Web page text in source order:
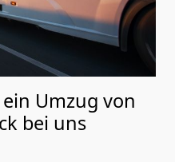
Umzug von
bei uns